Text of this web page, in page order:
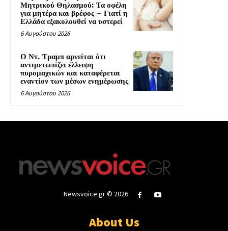
Μητρικού Θηλασμού: Τα οφέλη
για μητέρα και βρέφος – Γιατί η
Ελλάδα εξακολουθεί να υστερεί
6 Αυγούστου 2026
Ο Ντ. Τραμπ αρνείται ότι
αντιμετωπίζει έλλειψη
πυρομαχικών και καταφέρεται
εναντίον των μέσων ενημέρωσης
6 Αυγούστου 2026
Newsvoice.gr © 2026
About Us